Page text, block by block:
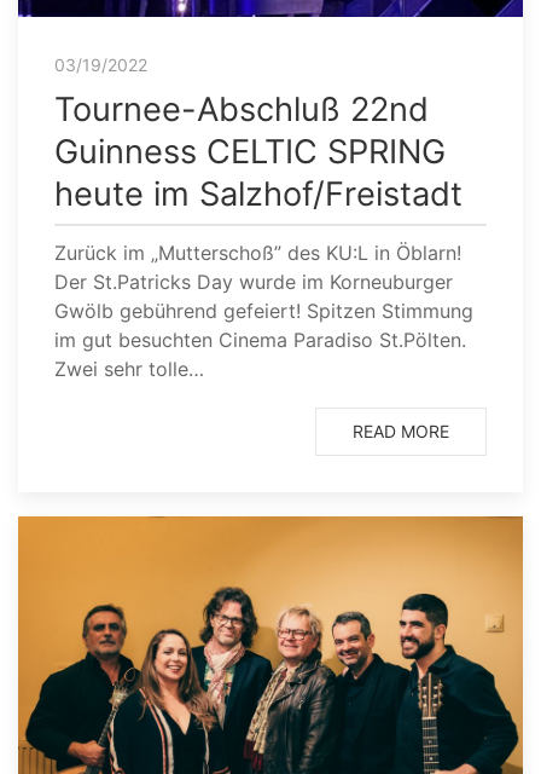
03/19/2022
Tournee-Abschluß 22nd
Guinness CELTIC SPRING
heute im Salzhof/Freistadt
Zurück im „Mutterschoß” des KU:L in Öblarn!
Der St.Patricks Day wurde im Korneuburger
Gwölb gebührend gefeiert! Spitzen Stimmung
im gut besuchten Cinema Paradiso St.Pölten.
Zwei sehr tolle…
READ MORE